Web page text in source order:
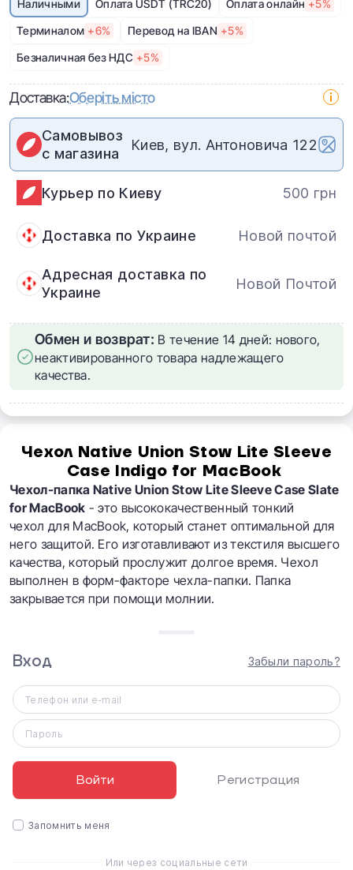
Наличными Оплата USDT (TRC20) Оплата онлайн +5%
Терминалом +6% Перевод на IBAN +5%
Безналичная без НДС +5%
Доставка:Оберіть місто
Самовывоз
с магазина
Киев, вул. Антоновича 122
Курьер по Киеву 500 грн
Доставка по Украине Новой почтой
Адресная доставка по
Украине
Новой Почтой
Обмен и возврат: В течение 14 дней: нового,
неактивированного товара надлежащего
качества.
Чехол Native Union Stow Lite Sleeve
Case Indigo for MacBook
Чехол-папка Native Union Stow Lite Sleeve Case Slate
for MacBook - это высококачественный тонкий
чехол для MacBook, который станет оптимальной для
него защитой. Его изготавливают из текстиля высшего
качества, который прослужит долгое время. Чехол
выполнен в форм-факторе чехла-папки. Папка
закрывается при помощи молнии.
Мягкий внутренний материал
Форм-фактор - чехол-папка
Характеристики
Pro 13" / MacBook Air 13" - Indigo (STOW-LT-MBS-IND-
Вход Забыли пароль?
Телефон или e-mail
Пароль
Войти Регистрация
Запомнить меня
Или через социальные сети